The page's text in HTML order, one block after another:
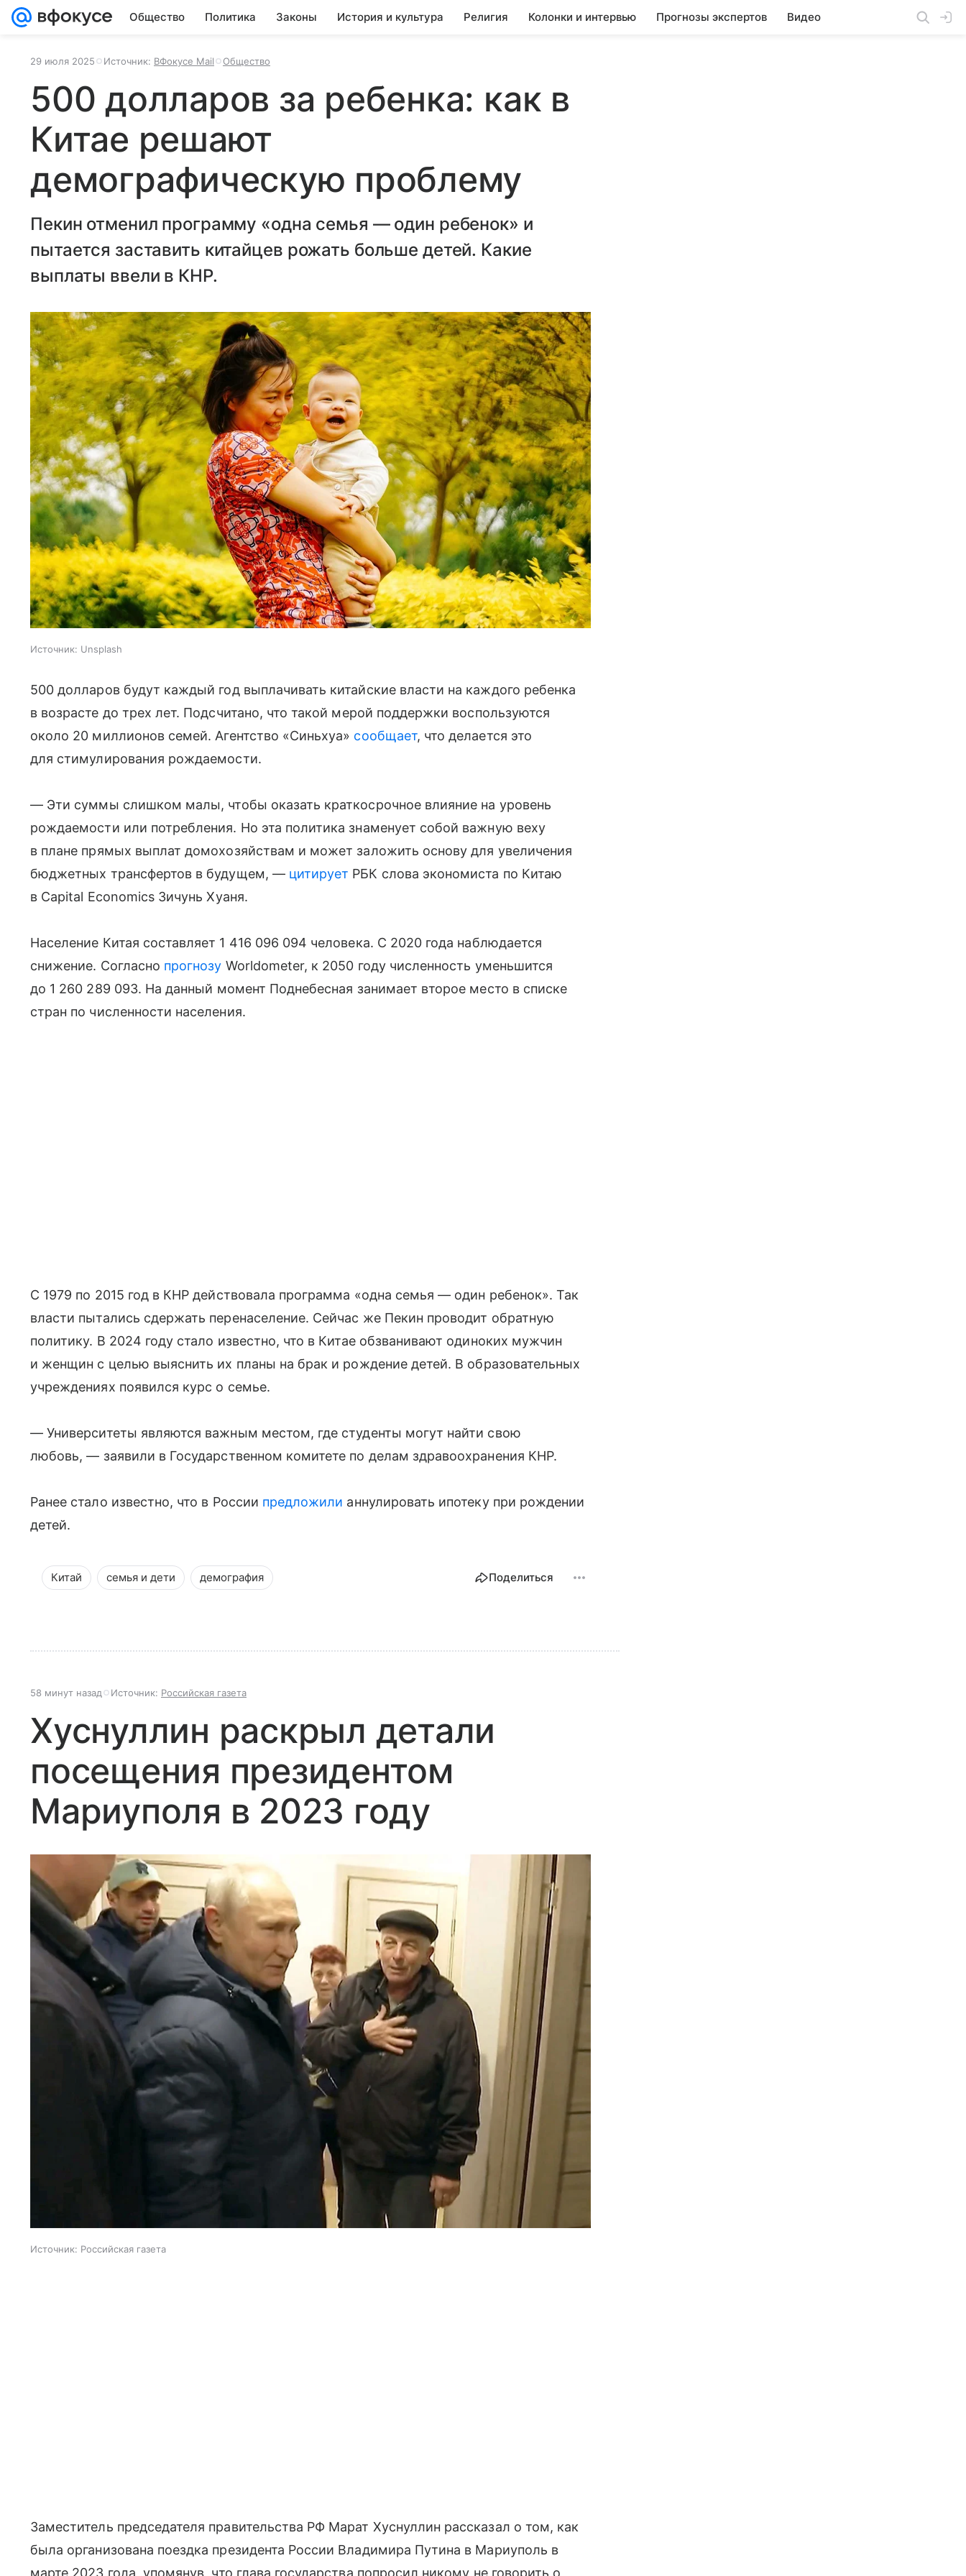
Общество Политика Законы История и культура Религия Колонки и интервью Прогнозы экспертов Видео
29 июля 2025 Источник: ВФокусе Mail Общество
500 долларов за ребенка: как в
Китае решают
демографическую проблему
Пекин отменил программу «одна семья — один ребенок» и
пытается заставить китайцев рожать больше детей. Какие
выплаты ввели в КНР.
Источник: Unsplash
500 долларов будут каждый год выплачивать китайские власти на каждого ребенка
в возрасте до трех лет. Подсчитано, что такой мерой поддержки воспользуются
около 20 миллионов семей. Агентство «Синьхуа» сообщает, что делается это
для стимулирования рождаемости.
— Эти суммы слишком малы, чтобы оказать краткосрочное влияние на уровень
рождаемости или потребления. Но эта политика знаменует собой важную веху
в плане прямых выплат домохозяйствам и может заложить основу для увеличения
бюджетных трансфертов в будущем, — цитирует РБК слова экономиста по Китаю
в Capital Economics Зичунь Хуаня.
Население Китая составляет 1 416 096 094 человека. С 2020 года наблюдается
снижение. Согласно прогнозу Worldometer, к 2050 году численность уменьшится
до 1 260 289 093. На данный момент Поднебесная занимает второе место в списке
стран по численности населения.
C 1979 по 2015 год в КНР действовала программа «одна семья — один ребенок». Так
власти пытались сдержать перенаселение. Сейчас же Пекин проводит обратную
политику. В 2024 году стало известно, что в Китае обзванивают одиноких мужчин
и женщин с целью выяснить их планы на брак и рождение детей. В образовательных
учреждениях появился курс о семье.
— Университеты являются важным местом, где студенты могут найти свою
любовь, — заявили в Государственном комитете по делам здравоохранения КНР.
Ранее стало известно, что в России предложили аннулировать ипотеку при рождении
детей.
Китай семья и дети демография Поделиться
58 минут назад Источник: Российская газета
Хуснуллин раскрыл детали
посещения президентом
Мариуполя в 2023 году
Источник: Российская газета
Заместитель председателя правительства РФ Марат Хуснуллин рассказал о том, как
была организована поездка президента России Владимира Путина в Мариуполь в
марте 2023 года, упомянув, что глава государства попросил никому не говорить о